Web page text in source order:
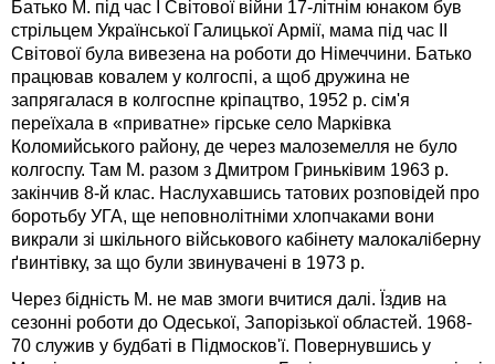
Батько М. під час І Світової війни 17-літнім юнаком був
стрільцем Української Галицької Армії, мама під час ІІ
Світової була вивезена на роботи до Німеччини. Батько
працював ковалем у колгоспі, а щоб дружина не
запрягалася в колгоспне кріпацтво, 1952 р. сім'я
переїхала в «приватне» гірське село Марківка
Коломийського району, де через малоземелля не було
колгоспу. Там М. разом з Дмитром Гриньківим 1963 р.
закінчив 8-й клас. Наслухавшись татових розповідей про
боротьбу УГА, ще неповнолітніми хлопчаками вони
викрали зі шкільного військового кабінету малокаліберну
ґвинтівку, за що були звинувачені в 1973 р.
Через бідність М. не мав змоги вчитися далі. Їздив на
сезонні роботи до Одеської, Запорізької областей. 1968-
70 служив у будбаті в Підмосков'ї. Повернувшись у